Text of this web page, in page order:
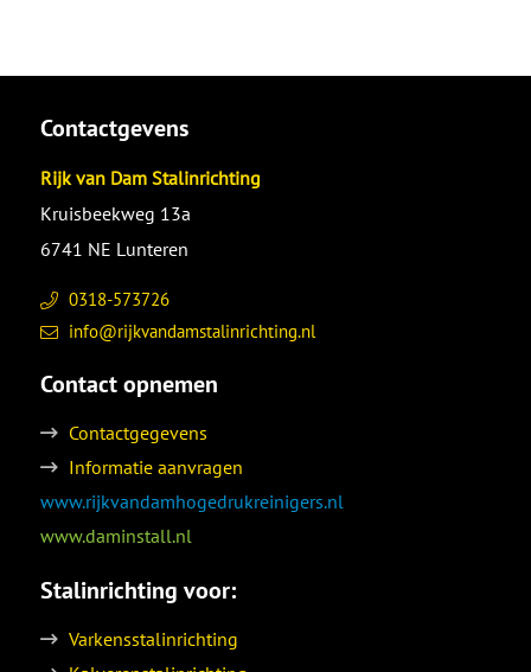
Contactgevens
Rijk van Dam Stalinrichting
Kruisbeekweg 13a
6741 NE Lunteren
0318-573726
info@rijkvandamstalinrichting.nl
Contact opnemen
Contactgegevens
Informatie aanvragen
www.rijkvandamhogedrukreinigers.nl
www.daminstall.nl
Stalinrichting voor:
Varkensstalinrichting